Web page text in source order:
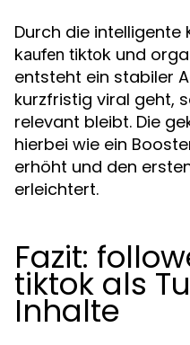
Durch die intelligente
kaufen tiktok und
entsteht ein stabiler
kurzfristig viral geht,
relevant bleibt. Die
hierbei wie ein
erhöht und den
erleichtert.
Fazit:
tiktok als
Inhalte